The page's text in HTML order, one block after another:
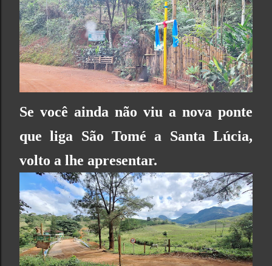
Se você ainda não viu a nova ponte
que liga São Tomé a Santa Lúcia,
volto a lhe apresentar.